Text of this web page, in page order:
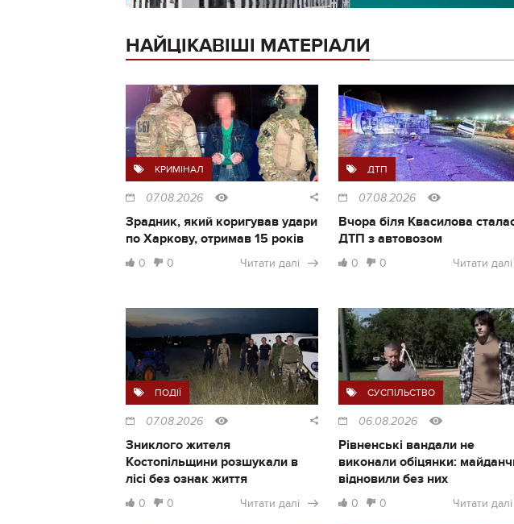
НАЙЦІКАВІШІ МАТЕРІАЛИ
КРИМІНАЛ
07.08.2026
Зрадник, який коригував удари
по Харкову, отримав 15 років
0 0 Читати далі
ДТП
07.08.2026
Вчора біля Квасилова
ДТП з автовозом
0 0 Читати далі
ПОДІЇ
07.08.2026
Зниклого жителя
Костопільщини розшукали в
лісі без ознак життя
0 0 Читати далі
СУСПІЛЬСТВО
06.08.2026
Рівненські вандали не
виконали обіцянки:
відновили без них
0 0 Читати далі